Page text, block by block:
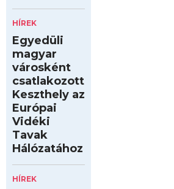
HÍREK
Egyedüli
magyar
városként
csatlakozott
Keszthely az
Európai
Vidéki
Tavak
Hálózatához
HÍREK